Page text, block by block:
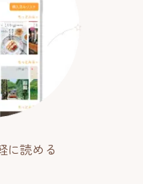
に読める